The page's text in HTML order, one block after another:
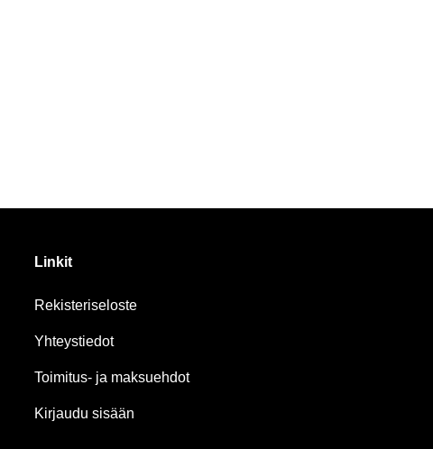
Linkit
Rekisteriseloste
Yhteystiedot
Toimitus- ja maksuehdot
Kirjaudu sisään